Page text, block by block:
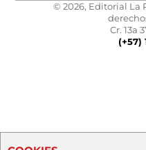
© 2026, Editorial La
Cr. 13a
(+57)